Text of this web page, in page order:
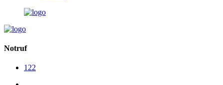
Notruf
122